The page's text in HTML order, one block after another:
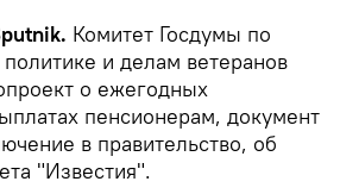
Комитет Госдумы по
и делам ветеранов
о ежегодных
пенсионерам, документ
в правительство, об
"Известия".